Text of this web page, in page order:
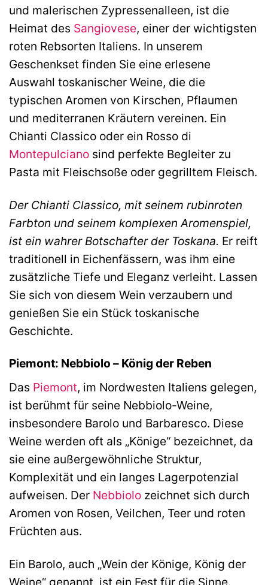
und malerischen Zypressenalleen, ist die
Heimat des Sangiovese, einer der wichtigsten
roten Rebsorten Italiens. In unserem
Geschenkset finden Sie eine erlesene
Auswahl toskanischer Weine, die die
typischen Aromen von Kirschen, Pflaumen
und mediterranen Kräutern vereinen. Ein
Chianti Classico oder ein Rosso di
Montepulciano sind perfekte Begleiter zu
Pasta mit Fleischsoße oder gegrilltem Fleisch.
Der Chianti Classico, mit seinem rubinroten
Farbton und seinem komplexen Aromenspiel,
ist ein wahrer Botschafter der Toskana. Er reift
traditionell in Eichenfässern, was ihm eine
zusätzliche Tiefe und Eleganz verleiht. Lassen
Sie sich von diesem Wein verzaubern und
genießen Sie ein Stück toskanische
Geschichte.
Piemont: Nebbiolo – König der Reben
Das Piemont, im Nordwesten Italiens gelegen,
ist berühmt für seine Nebbiolo-Weine,
insbesondere Barolo und Barbaresco. Diese
Weine werden oft als „Könige“ bezeichnet, da
sie eine außergewöhnliche Struktur,
Komplexität und ein langes Lagerpotenzial
aufweisen. Der Nebbiolo zeichnet sich durch
Aromen von Rosen, Veilchen, Teer und roten
Früchten aus.
Ein Barolo, auch „Wein der Könige, König der
Weine“ genannt, ist ein Fest für die Sinne.